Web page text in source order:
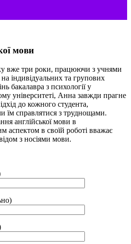
мови
вже три роки, працюючи з учнями
на індивідуальних та групових
бакалавра з психології у
університеті, Анна завжди прагне
до кожного студента,
їм справлятися з труднощами.
англійської мови в
аспектом в своїй роботі вважає
з носіями мови.